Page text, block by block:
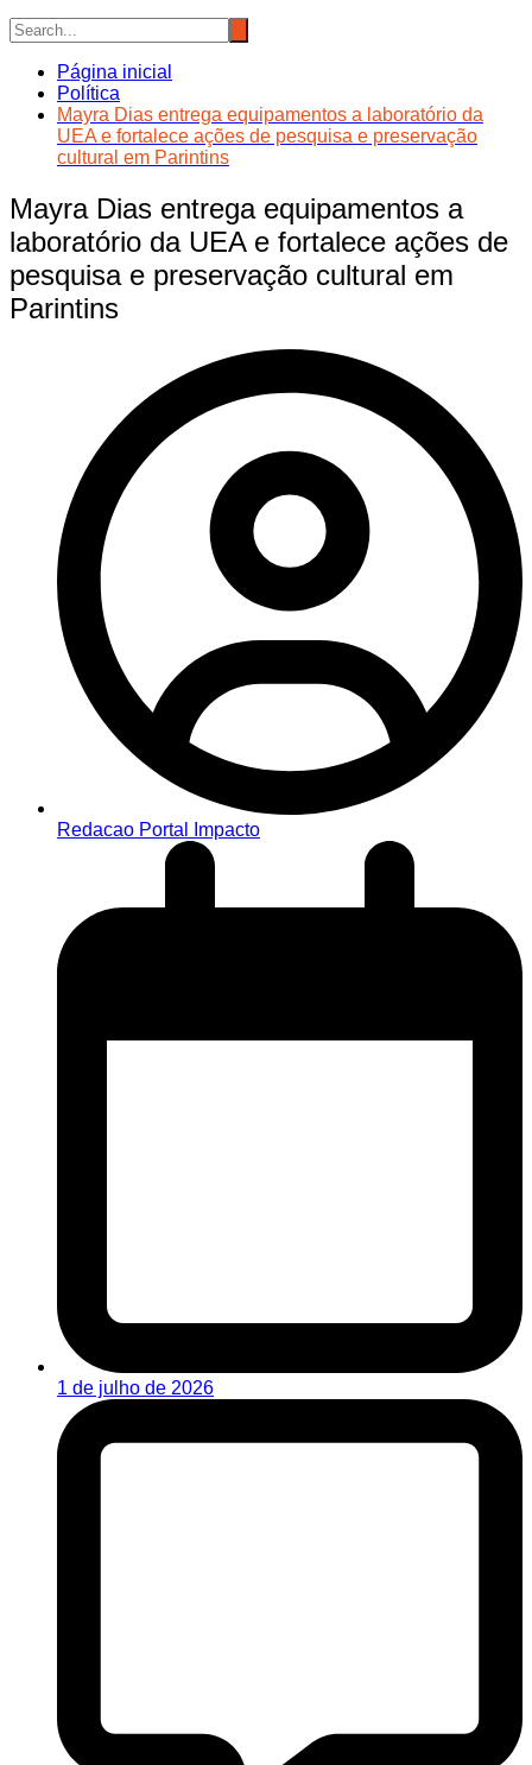
Página inicial
Política
Mayra Dias entrega equipamentos a laboratório da
UEA e fortalece ações de pesquisa e preservação
cultural em Parintins
Mayra Dias entrega equipamentos a
laboratório da UEA e fortalece ações de
pesquisa e preservação cultural em
Parintins
Redacao Portal Impacto
1 de julho de 2026